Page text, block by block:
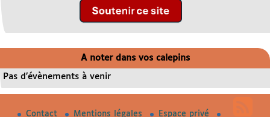
A noter dans vos calepins
Pas d’évènements à venir
Contact Mentions légales Espace privé